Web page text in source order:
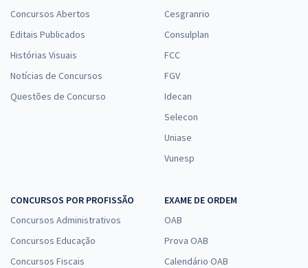
Concursos Abertos
Editais Publicados
Histórias Visuais
Notícias de Concursos
Questões de Concurso
Cesgranrio
Consulplan
FCC
FGV
Idecan
Selecon
Uniase
Vunesp
CONCURSOS POR PROFISSÃO
Concursos Administrativos
Concursos Educação
Concursos Fiscais
EXAME DE ORDEM
OAB
Prova OAB
Calendário OAB